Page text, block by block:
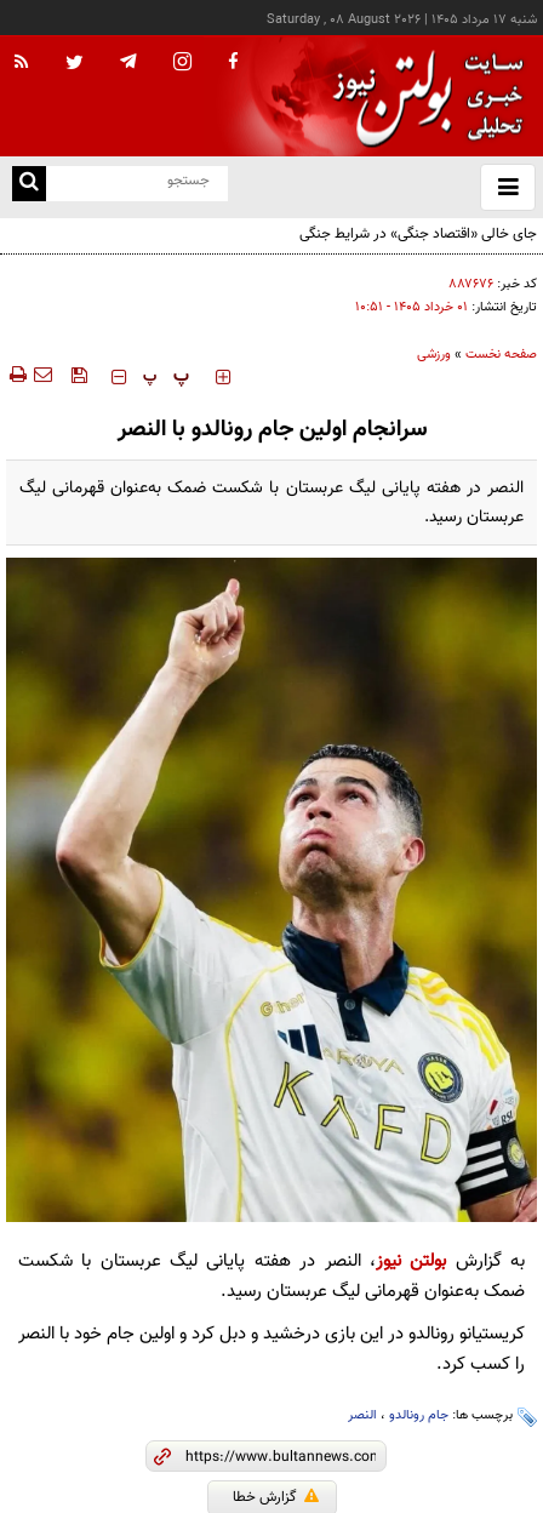
شنبه ۱۷ مرداد ۱۴۰۵ |
Saturday , 08 August 2026
باز
و
جای خالی «اقتصاد جنگی» در شرایط جنگی
کد خبر: ۸۸۷۶۷۶
تاریخ انتشار: ۰۱ خرداد ۱۴۰۵ - ۱۰:۵۱
صفحه نخست »ورزشی
‍‍‍ پ پ
سرانجام اولین جام رونالدو با النصر
النصر در هفته پایانی لیگ عربستان با شکست ضمک به‌عنوان قهرمانی لیگ
عربستان رسید.
به گزارشبولتن نیوز، النصر در هفته پایانی لیگ عربستان با شکست
ضمک به‌عنوان قهرمانی لیگ عربستان رسید.
کریستیانو رونالدو در این بازی درخشید و دبل کرد و اولین جام خود با النصر
را کسب کرد.
برچسب ها: جام رونالدو ، النصر
گزارش خطا